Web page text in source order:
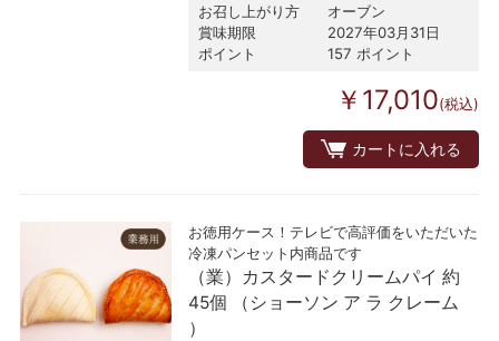
お召し上がり方
オーブン
賞味期限
2027年03月31日
ポイント
157 ポイント
￥17,010(税込)
カートに入れる
お徳用ケース！テレビで高評価をいただいた
冷凍パンセット内商品です
（業）カスタードクリームパイ 約
45個 （ショーソン ア ラ クレーム
）